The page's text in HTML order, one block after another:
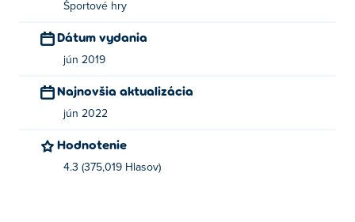
Športové hry
Dátum vydania
jún 2019
Najnovšia aktualizácia
jún 2022
Hodnotenie
4.3 (375,019 Hlasov)